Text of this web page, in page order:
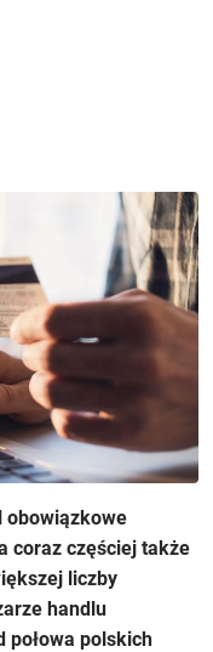
obowiązkowe
coraz częściej także
liczby
handlu
połowa polskich